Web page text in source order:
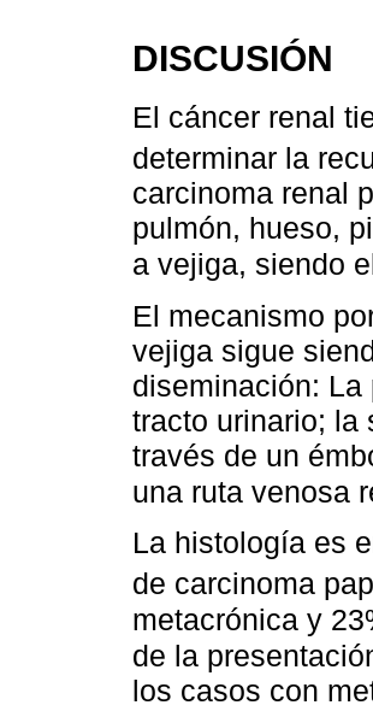
DISCUSIÓN
El cáncer renal
determinar la
carcinoma renal
pulmón, hueso,
a vejiga, siendo
El mecanismo
vejiga sigue
diseminación:
tracto urinario; la
través de un
una ruta venosa
La histología es
de carcinoma
metacrónica y
de la
los casos con